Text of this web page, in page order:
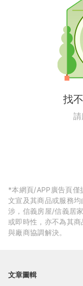
找
*本網頁/APP廣告頁僅
文宣及其商品或服務
涉，信義房屋/信義居
或即時性，亦不為其
與廠商協調解決。
文章圖輯